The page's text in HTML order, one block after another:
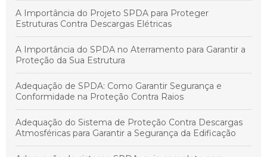
A Importância do Projeto SPDA para Proteger
Estruturas Contra Descargas Elétricas
A Importância do SPDA no Aterramento para Garantir a
Proteção da Sua Estrutura
Adequação de SPDA: Como Garantir Segurança e
Conformidade na Proteção Contra Raios
Adequação do Sistema de Proteção Contra Descargas
Atmosféricas para Garantir a Segurança da Edificação